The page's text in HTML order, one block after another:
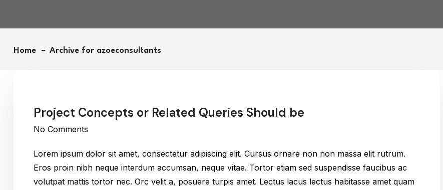
Home Archive for azoeconsultants
Project Concepts or Related Queries Should be
No Comments
Lorem ipsum dolor sit amet, consectetur adipiscing elit. Cursus ornare non non massa elit rutrum.
Eros proin nibh neque interdum accumsan, neque vitae. Tortor etiam sed suspendisse faucibus ac
volutpat mattis tortor nec. Orc velit a, posuere turpis amet. Lectus lacus lectus habitasse amet quam